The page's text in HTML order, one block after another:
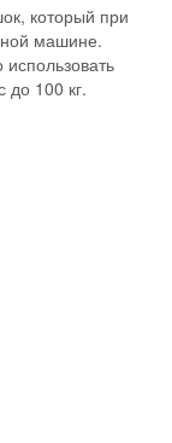
который при
машине.
до 100 кг.